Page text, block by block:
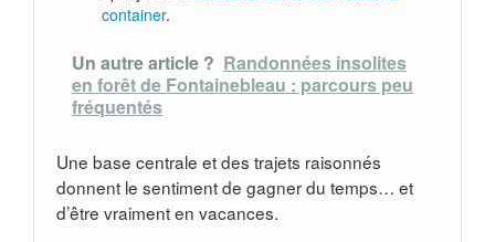
container.
Un autre article ? Randonnées insolites
en forêt de Fontainebleau : parcours peu
fréquentés
Une base centrale et des trajets raisonnés
donnent le sentiment de gagner du temps… et
d’être vraiment en vacances.